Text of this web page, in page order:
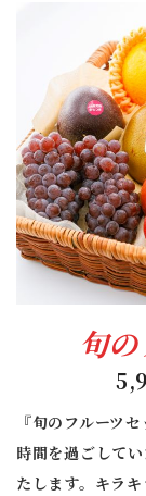
旬
『旬のフルーツ
時間を過ごして
たします。キラ